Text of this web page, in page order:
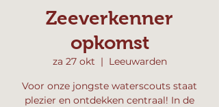
Zeeverkenner
opkomst
za 27 okt
  |
Leeuwarden
Voor onze jongste waterscouts staat
plezier en ontdekken centraal! In de